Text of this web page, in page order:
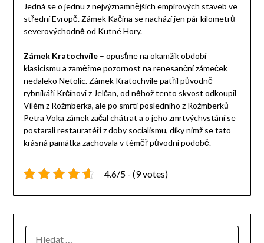
Jedná se o jednu z nejvýznamnějších empírových staveb ve
střední Evropě. Zámek Kačina se nachází jen pár kilometrů
severovýchodně od Kutné Hory.
Zámek Kratochvíle– opusťme na okamžik období
klasicismu a zaměřme pozornost na renesanční zámeček
nedaleko Netolic. Zámek Kratochvíle patřil původně
rybníkáři Krčínovi z Jelčan, od něhož tento skvost odkoupil
Vilém z Rožmberka, ale po smrti posledního z Rožmberků
Petra Voka zámek začal chátrat a o jeho zmrtvýchvstání se
postarali restauratéři z doby socialismu, díky nimž se tato
krásná památka zachovala v téměř původní podobě.
4.6/5 - (9 votes)